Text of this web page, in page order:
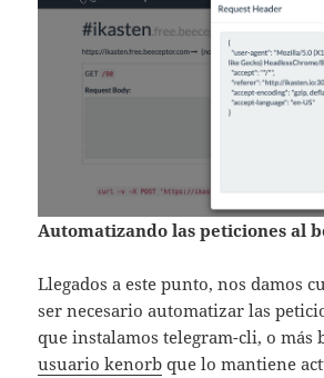
Automatizando las peticiones al
Llegados a este punto, nos damos
ser necesario automatizar las
que instalamos telegram-cli, o más
usuario kenorb que lo mantiene